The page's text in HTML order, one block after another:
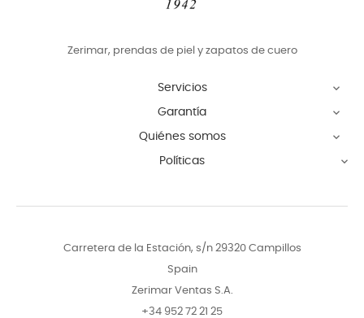
Zerimar, prendas de piel y zapatos de cuero
Servicios 
Garantía 
Quiénes somos 
Políticas 
Carretera de la Estación, s/n 29320 Campillos
Spain
Zerimar Ventas S.A.
+34 952 72 21 25